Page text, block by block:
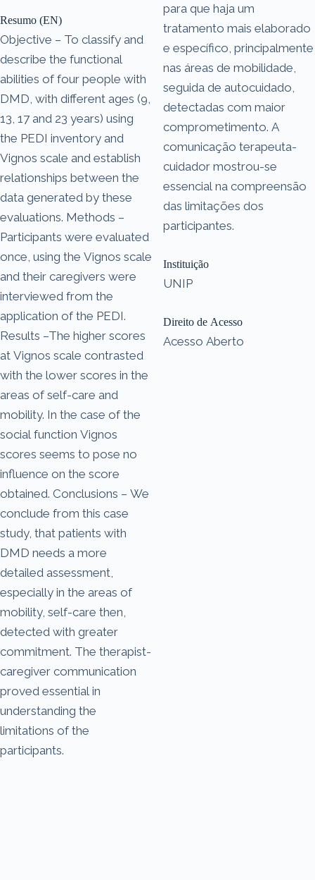
Resumo (EN)
Objective – To classify and
describe the functional
abilities of four people with
DMD, with different ages (9,
13, 17 and 23 years) using
the PEDI inventory and
Vignos scale and establish
relationships between the
data generated by these
evaluations. Methods –
Participants were evaluated
once, using the Vignos scale
and their caregivers were
interviewed from the
application of the PEDI.
Results –The higher scores
at Vignos scale contrasted
with the lower scores in the
areas of self-care and
mobility. In the case of the
social function Vignos
scores seems to pose no
influence on the score
obtained. Conclusions – We
conclude from this case
study, that patients with
DMD needs a more
detailed assessment,
especially in the areas of
mobility, self-care then,
detected with greater
commitment. The therapist-
caregiver communication
proved essential in
understanding the
limitations of the
participants.
para que haja um
tratamento mais elaborado
e específico, principalmente
nas áreas de mobilidade,
seguida de autocuidado,
detectadas com maior
comprometimento. A
comunicação terapeuta-
cuidador mostrou-se
essencial na compreensão
das limitações dos
participantes.
Instituição
UNIP
Direito de Acesso
Acesso Aberto